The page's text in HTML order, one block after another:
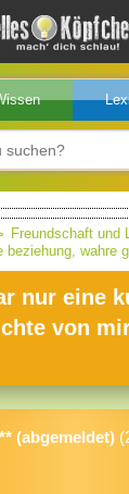
Freundschaft und
beziehung, wahre
nur eine
von
(abgemeldet)